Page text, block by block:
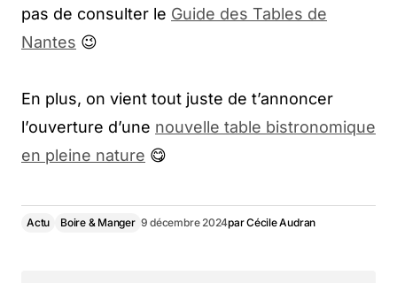
pas de consulter le Guide des Tables de
Nantes 😉
En plus, on vient tout juste de t’annoncer
l’ouverture d’une nouvelle table bistronomique
en pleine nature 😋
Actu Boire & Manger 9 décembre 2024parCécile Audran